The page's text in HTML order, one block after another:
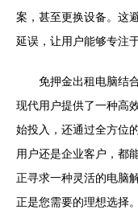
案，甚至更换设备。这
延误，让用户能够专注
免押金出租电脑结
现代用户提供了一种高
始投入，还通过全方位
用户还是企业客户，都
正寻求一种灵活的电脑
正是您需要的理想选择。